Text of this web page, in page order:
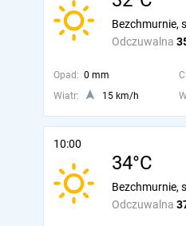
Odczuwalna
Bezchmurnie,
Opad: 0 mm
Wiatr:
15 km/h
10:00
34°C
Odczuwalna
Bezchmurnie,